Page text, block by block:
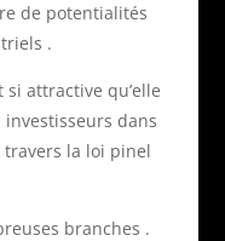
de potentialités
.
si attractive qu’elle
dans
la loi pinel
branches .